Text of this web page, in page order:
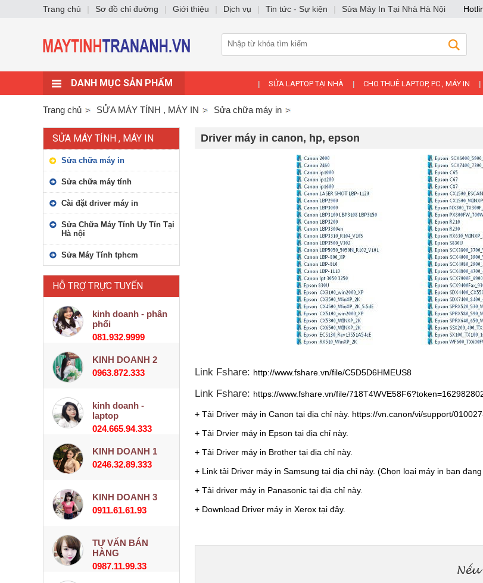
DANH MỤC SẢN PHẨM SỬA LAPTOP TẠI NHÀ CHO THUÊ LAPTOP, PC , MÁY IN
Trang chủ SỬA MÁY TÍNH , MÁY IN Sửa chữa máy in
SỬA MÁY TÍNH , MÁY IN
Sửa chữa máy in
Sửa chữa máy tính
Cài đặt driver máy in
Sửa Chữa Máy Tính Uy Tín Tại
Hà nội
Sửa Máy Tính tphcm
HỖ TRỢ TRỰC TUYẾN
kinh doanh - phân
phối
081.932.9999
KINH DOANH 2
0963.872.333
kinh doanh -
laptop
024.665.94.333
KINH DOANH 1
0246.32.89.333
KINH DOANH 3
0911.61.61.93
TƯ VẤN BÁN
HÀNG
0987.11.99.33
Driver máy in canon, hp, epson
Link Fshare: http://www.fshare.vn/file/C5D5D6HMEUS8
Link Fshare: https://www.fshare.vn/file/
+ Tải Driver máy in Canon tại địa chỉ này. https://vn.canon/vi/support/
+ Tải Drvier máy in Epson tại địa chỉ này.
+ Tải Driver máy in Brother tại địa chỉ này.
+ Link tải Driver máy in Samsung tại địa chỉ này. (Chọn loại máy in bạn
+ Tải driver máy in Panasonic tại địa chỉ này.
+ Download Driver máy in Xerox tại đây.
Trang chủ | Sơ đồ chỉ đường | Giới thiệu | Dịch vụ | Tin tức - Sự kiện | Sửa Máy In Tại Nhà Hà Nội